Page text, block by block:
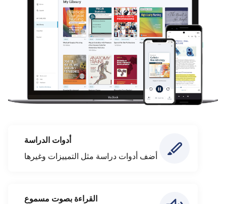
أدوات الدراسة
أضف أدوات دراسة مثل التمييزات وغيرها
القراءة بصوت مسموع